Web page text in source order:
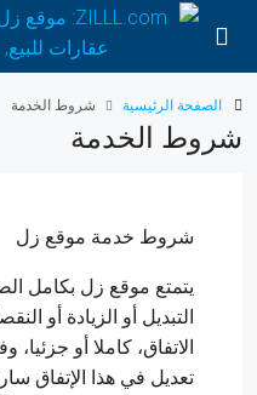
الصفحة الرئيسية شروط الخدمة
شروط الخدمة
شروط خدمة موقع زل
يتمتع موقع زل بكامل
التبديل أو الزيادة أو
الاتفاق، كاملا أو
تعديل في هذا الإتفاق